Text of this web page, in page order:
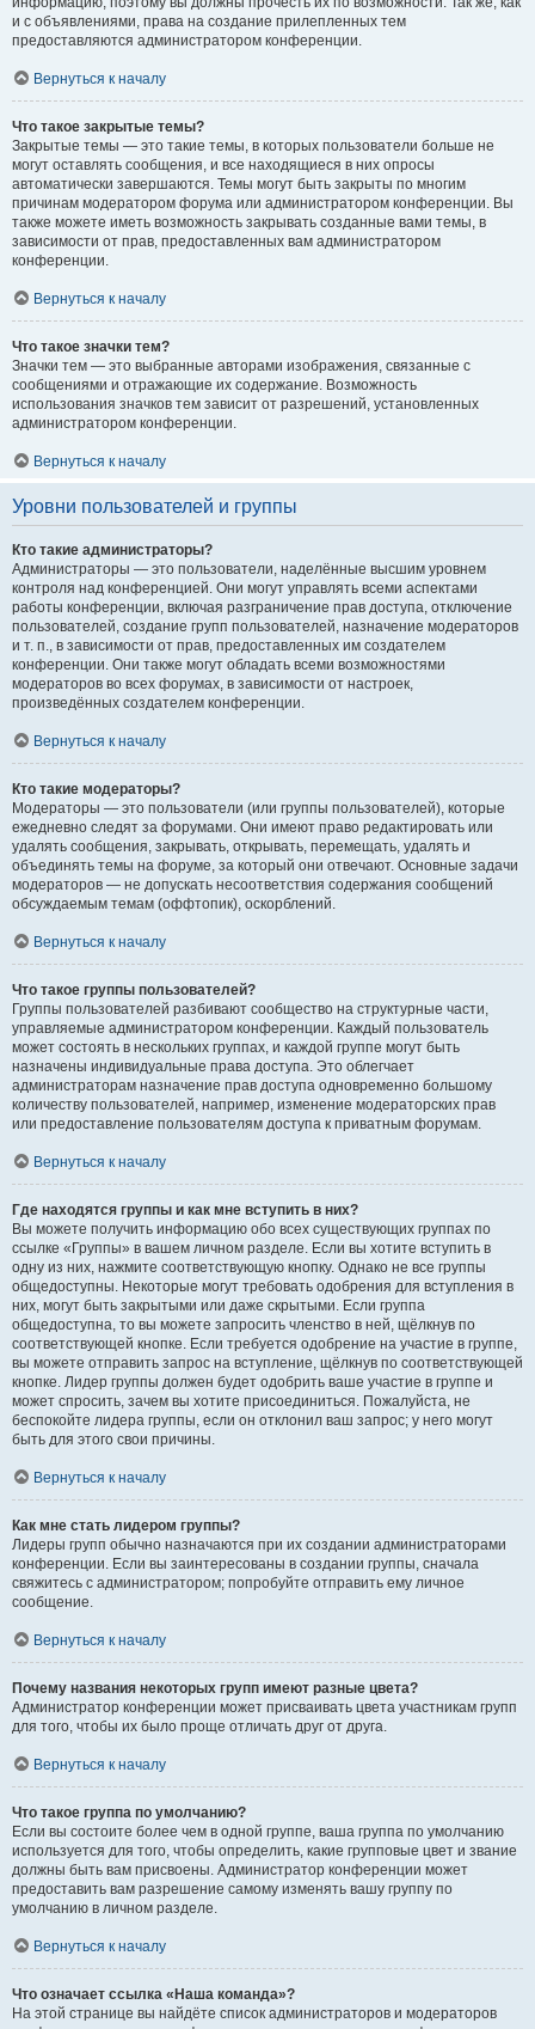
и с объявлениями, права на создание прилепленных тем
предоставляются администратором конференции.
Вернуться к началу
Что такое закрытые темы?
Закрытые темы — это такие темы, в которых пользователи больше не
могут оставлять сообщения, и все находящиеся в них опросы
автоматически завершаются. Темы могут быть закрыты по многим
причинам модератором форума или администратором конференции. Вы
также можете иметь возможность закрывать созданные вами темы, в
зависимости от прав, предоставленных вам администратором
конференции.
Вернуться к началу
Что такое значки тем?
Значки тем — это выбранные авторами изображения, связанные с
сообщениями и отражающие их содержание. Возможность
использования значков тем зависит от разрешений, установленных
администратором конференции.
Вернуться к началу
Уровни пользователей и группы
Кто такие администраторы?
Администраторы — это пользователи, наделённые высшим уровнем
контроля над конференцией. Они могут управлять всеми аспектами
работы конференции, включая разграничение прав доступа, отключение
пользователей, создание групп пользователей, назначение модераторов
и т. п., в зависимости от прав, предоставленных им создателем
конференции. Они также могут обладать всеми возможностями
модераторов во всех форумах, в зависимости от настроек,
произведённых создателем конференции.
Вернуться к началу
Кто такие модераторы?
Модераторы — это пользователи (или группы пользователей), которые
ежедневно следят за форумами. Они имеют право редактировать или
удалять сообщения, закрывать, открывать, перемещать, удалять и
объединять темы на форуме, за который они отвечают. Основные задачи
модераторов — не допускать несоответствия содержания сообщений
обсуждаемым темам (оффтопик), оскорблений.
Вернуться к началу
Что такое группы пользователей?
Группы пользователей разбивают сообщество на структурные части,
управляемые администратором конференции. Каждый пользователь
может состоять в нескольких группах, и каждой группе могут быть
назначены индивидуальные права доступа. Это облегчает
администраторам назначение прав доступа одновременно большому
количеству пользователей, например, изменение модераторских прав
или предоставление пользователям доступа к приватным форумам.
Вернуться к началу
Где находятся группы и как мне вступить в них?
Вы можете получить информацию обо всех существующих группах по
ссылке «Группы» в вашем личном разделе. Если вы хотите вступить в
одну из них, нажмите соответствующую кнопку. Однако не все группы
общедоступны. Некоторые могут требовать одобрения для вступления в
них, могут быть закрытыми или даже скрытыми. Если группа
общедоступна, то вы можете запросить членство в ней, щёлкнув по
соответствующей кнопке. Если требуется одобрение на участие в группе,
вы можете отправить запрос на вступление, щёлкнув по соответствующей
кнопке. Лидер группы должен будет одобрить ваше участие в группе и
может спросить, зачем вы хотите присоединиться. Пожалуйста, не
беспокойте лидера группы, если он отклонил ваш запрос; у него могут
быть для этого свои причины.
Вернуться к началу
Как мне стать лидером группы?
Лидеры групп обычно назначаются при их создании администраторами
конференции. Если вы заинтересованы в создании группы, сначала
свяжитесь с администратором; попробуйте отправить ему личное
сообщение.
Вернуться к началу
Почему названия некоторых групп имеют разные цвета?
Администратор конференции может присваивать цвета участникам групп
для того, чтобы их было проще отличать друг от друга.
Вернуться к началу
Что такое группа по умолчанию?
Если вы состоите более чем в одной группе, ваша группа по умолчанию
используется для того, чтобы определить, какие групповые цвет и звание
должны быть вам присвоены. Администратор конференции может
предоставить вам разрешение самому изменять вашу группу по
умолчанию в личном разделе.
Вернуться к началу
Что означает ссылка «Наша команда»?
На этой странице вы найдёте список администраторов и модераторов